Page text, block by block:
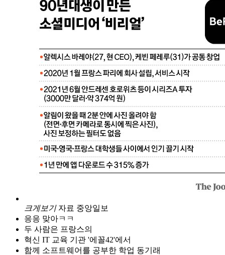
크게보기 자료 중앙일보
응응 맞아ㅋㅋ
두 사람은 프랑스의
혁신 IT 교육 기관 '에꼴42'에서
함께 소프트웨어를 공부한 학업 동기래